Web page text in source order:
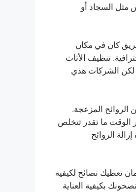
مثل السجاد أو
كان في مكان
تنظيف الأثاث
لكن الشركات هذي
المزعجة.
الوقت ما تقدر تتخلص
الروائح
تعطيك نصائح لكيفية
بكيفية العناية